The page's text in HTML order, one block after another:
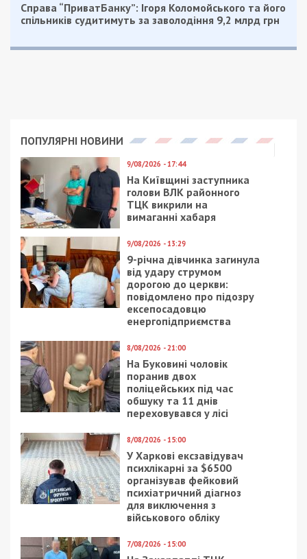
Справа “ПриватБанку”: Ігоря Коломойського та його
спільників судитимуть за заволодіння 9,2 млрд грн
ПОПУЛЯРНІ НОВИНИ
9/08/2026 - 17:44
На Київщині заступника
голови ВЛК районного
ТЦК викрили на
вимаганні хабаря
9/08/2026 - 13:29
9-річна дівчинка загинула
від удару струмом
дорогою до церкви:
повідомлено про підозру
ексепосадовцю
енергопідприємства
8/08/2026 - 21:00
На Буковині чоловік
поранив двох
поліцейських під час
обшуку та 11 днів
переховувався у лісі
8/08/2026 - 15:00
У Харкові ексзавідувач
психлікарні за $6500
організував фейковий
психіатричний діагноз
для виключення з
військового обліку
7/08/2026 - 15:00